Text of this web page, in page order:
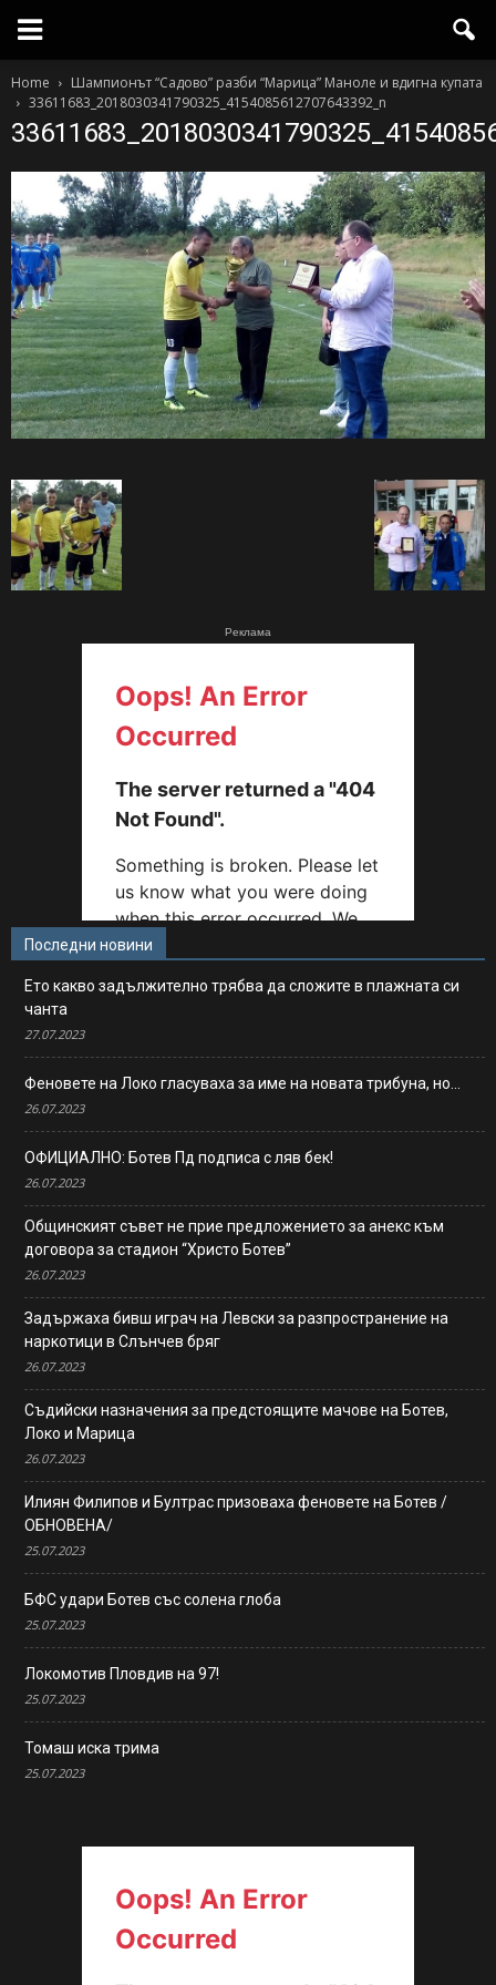
Home
Шампионът “Садово” разби “Марица” Маноле и вдигна купата
33611683_2018030341790325_4154085612707643392_n
Реклама
Последни новини
Ето какво задължително трябва да сложите в плажната си
чанта
27.07.2023
Феновете на Локо гласуваха за име на новата трибуна, но…
26.07.2023
ОФИЦИАЛНО: Ботев Пд подписа с ляв бек!
26.07.2023
Общинският съвет не прие предложението за анекс към
договора за стадион “Христо Ботев”
26.07.2023
Задържаха бивш играч на Левски за разпространение на
наркотици в Слънчев бряг
26.07.2023
Съдийски назначения за предстоящите мачове на Ботев,
Локо и Марица
26.07.2023
Илиян Филипов и Бултрас призоваха феновете на Ботев /
ОБНОВЕНА/
25.07.2023
БФС удари Ботев със солена глоба
25.07.2023
Локомотив Пловдив на 97!
25.07.2023
Томаш иска трима
25.07.2023